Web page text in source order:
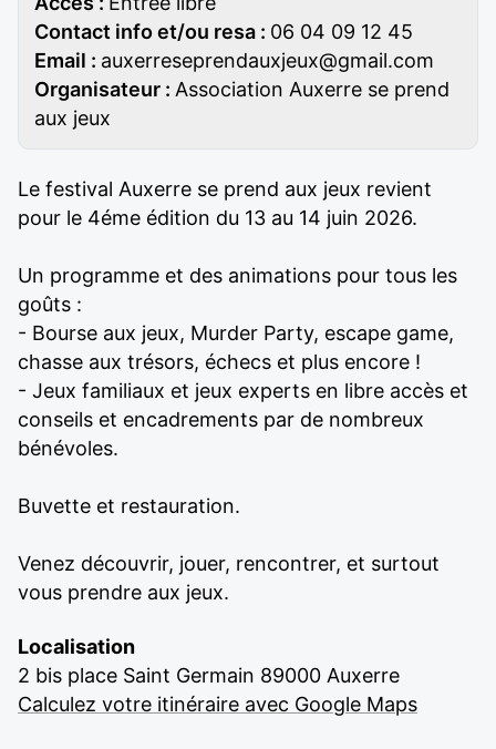
Contact info et/ou resa : 06 04 09 12 45
Email : auxerreseprendauxjeux@gmail.com
Organisateur : Association Auxerre se prend
aux jeux
Le festival Auxerre se prend aux jeux revient
pour le 4éme édition du 13 au 14 juin 2026.
Un programme et des animations pour tous les
goûts :
- Bourse aux jeux, Murder Party, escape game,
chasse aux trésors, échecs et plus encore !
- Jeux familiaux et jeux experts en libre accès et
conseils et encadrements par de nombreux
bénévoles.
Buvette et restauration.
Venez découvrir, jouer, rencontrer, et surtout
vous prendre aux jeux.
Localisation
2 bis place Saint Germain 89000 Auxerre
Calculez votre itinéraire avec Google Maps